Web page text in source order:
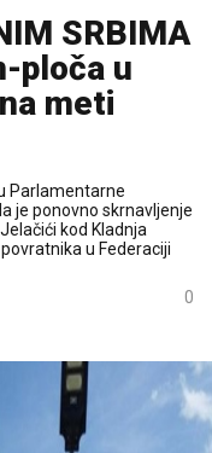
SRBIMA
ploča u
meti
Parlamentarne
je ponovno skrnavljenje
kod Kladnja
u Federaciji
0